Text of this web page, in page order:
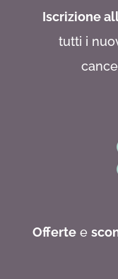
Iscrizione
tutti i
Offertee